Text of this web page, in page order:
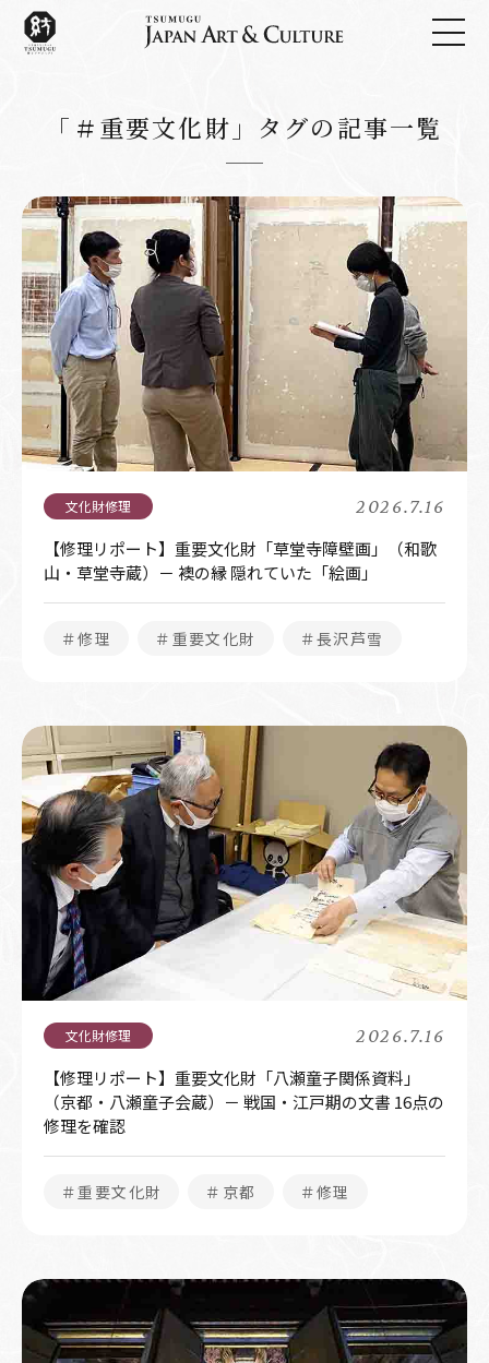
「＃重要文化財」タグの記事一覧
2026.7.16
【修理リポート】重要文化財「草堂寺障壁画」（和歌
山・草堂寺蔵）－ 襖の縁 隠れていた「絵画」
＃修理 ＃重要文化財 ＃長沢芦雪
2026.7.16
【修理リポート】重要文化財「八瀬童子関係資料」
（京都・八瀬童子会蔵）－ 戦国・江戸期の文書 16点の
修理を確認
＃重要文化財 ＃京都 ＃修理